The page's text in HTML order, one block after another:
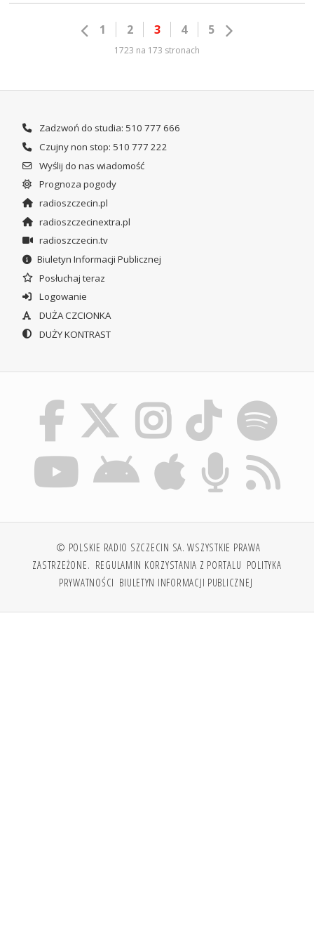
1 2 3 4 5
1723 na 173 stronach
Zadzwoń do studia: 510 777 666
Czujny non stop: 510 777 222
Wyślij do nas wiadomość
Prognoza pogody
radioszczecin.pl
radioszczecinextra.pl
radioszczecin.tv
Biuletyn Informacji Publicznej
Posłuchaj teraz
Logowanie
DUŻA CZCIONKA
DUŻY KONTRAST
© POLSKIE RADIO SZCZECIN SA. WSZYSTKIE PRAWA
ZASTRZEŻONE. REGULAMIN KORZYSTANIA Z PORTALU POLITYKA
PRYWATNOŚCI BIULETYN INFORMACJI PUBLICZNEJ